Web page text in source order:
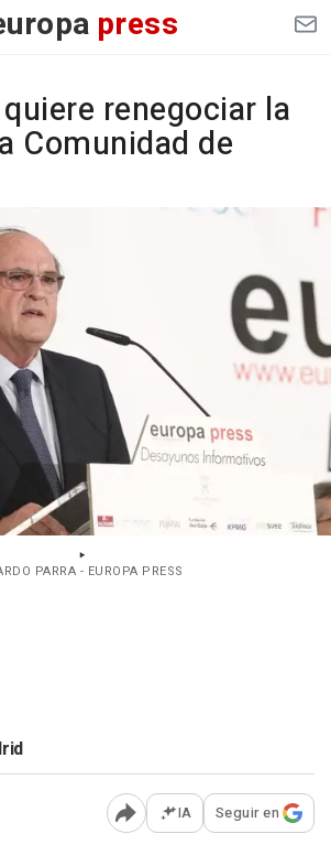
press
renegociar la
Comunidad de
PARRA - EUROPA PRESS
Abrir opciones para
IA Seguir en